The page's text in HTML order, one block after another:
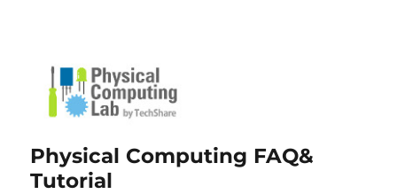
Physical Computing FAQ&
Tutorial